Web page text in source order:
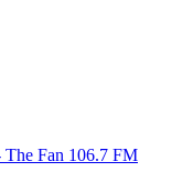
Fan 106.7 FM